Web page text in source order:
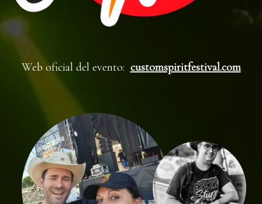
Web oficial del evento: customspiritfestival.com